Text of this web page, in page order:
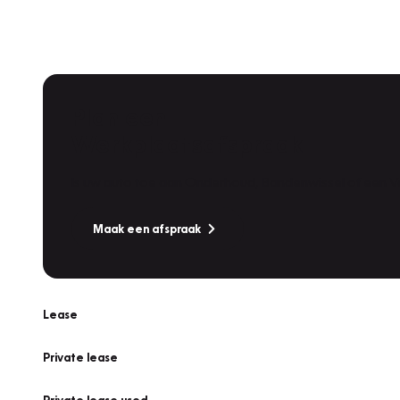
Maak een afspraak
Lease
Private lease